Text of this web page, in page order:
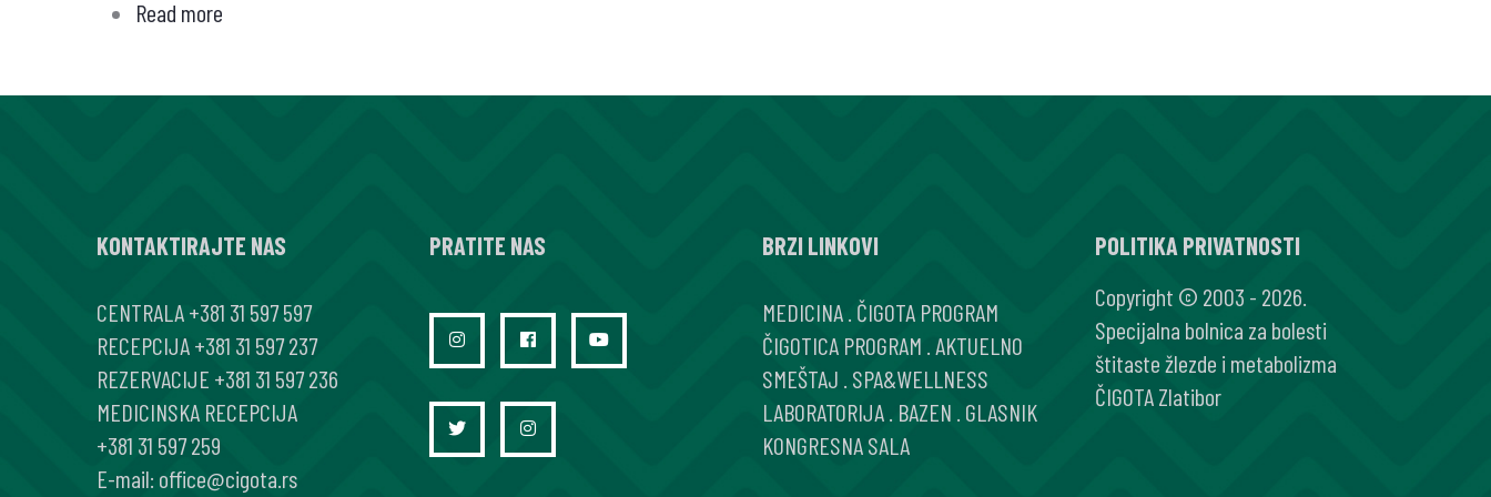
Read more
MASNOG
NASTANAK
GOJAZNOSTI
I
DIJABETESA
KONTAKTIRAJTE NAS
CENTRALA+381 31 597 597
RECEPCIJA+381 31 597 237
REZERVACIJE +381 31 597 236
MEDICINSKA RECEPCIJA
+381 31 597 259
E-mail: office@cigota.rs
PRATITE NAS BRZI LINKOVI
MEDICINA ČIGOTA PROGRAM
ČIGOTICA PROGRAM AKTUELNO
SMEŠTAJ SPA&WELLNESS
LABORATORIJA BAZEN GLASNIK
KONGRESNA SALA
POLITIKA PRIVATNOSTI
Copyright © 2003 - 2026.
Specijalna bolnica za bolesti
štitaste žlezde i metabolizma
ČIGOTA Zlatibor